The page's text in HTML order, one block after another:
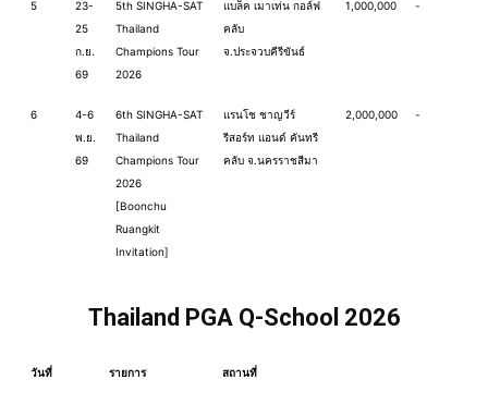
5
23-
25
ก.ย.
69
5th SINGHA-SAT
Thailand
Champions Tour
2026
แบล็ค เมาเท่น กอล์ฟ
คลับ
จ.ประจวบคีรีขันธ์
1,000,000 -
6
4-6
พ.ย.
69
6th SINGHA-SAT
Thailand
Champions Tour
2026
[Boonchu
Ruangkit
Invitation]
แรนโช ชาญวีร์
รีสอร์ท แอนด์ คันทรี
คลับ จ.นครราชสีมา
2,000,000 -
Thailand PGA Q-School 2026
วันที่ รายการ สถานที่